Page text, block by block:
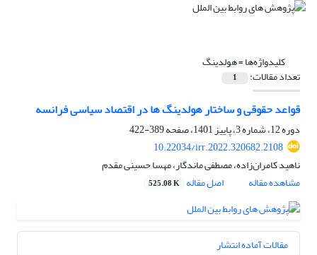
کلیدواژه‌ها =هولدینگ
تعداد مقالات: 1
قواعد حقوقی و ساختار هولدینگ ها در اقتصاد سیاسی فرانسه
دوره 12، شماره 3، پاییز 1401، صفحه
389-422
10.22034/irr.2022.320682.2108
ناهید کامران‌زاده، مصطفی ماندگار، مهسا حسینی مقدم
مشاهده مقاله
اصل مقاله 525.08 K
مقالات آماده انتشار